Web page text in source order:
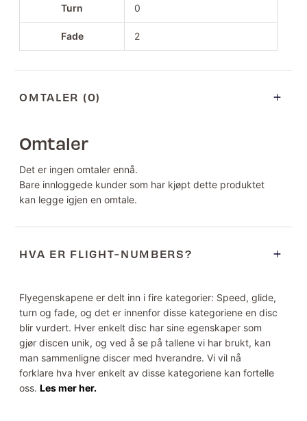
Turn 0
Fade 2
OMTALER (0)
Omtaler
Det er ingen omtaler ennå.
Bare innloggede kunder som har kjøpt dette produktet
kan legge igjen en omtale.
HVA ER FLIGHT-NUMBERS?
Flyegenskapene er delt inn i fire kategorier: Speed, glide,
turn og fade, og det er innenfor disse kategoriene en disc
blir vurdert. Hver enkelt disc har sine egenskaper som
gjør discen unik, og ved å se på tallene vi har brukt, kan
man sammenligne discer med hverandre. Vi vil nå
forklare hva hver enkelt av disse kategoriene kan fortelle
oss.Les mer her.